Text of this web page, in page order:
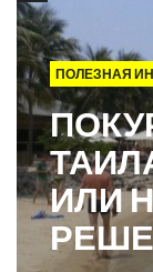
ПОЛЕЗНАЯ
ИЛИ